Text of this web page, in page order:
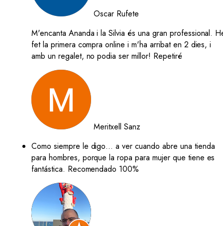
Oscar Rufete
M'encanta Ananda i la Silvia és una gran professional.
fet la primera compra online i m'ha arribat en 2 dies, i
amb un regalet, no podia ser millor! Repetiré
Meritxell Sanz
Como siempre le digo… a ver cuando abre una tienda
para hombres, porque la ropa para mujer que tiene es
fantástica. Recomendado 100%